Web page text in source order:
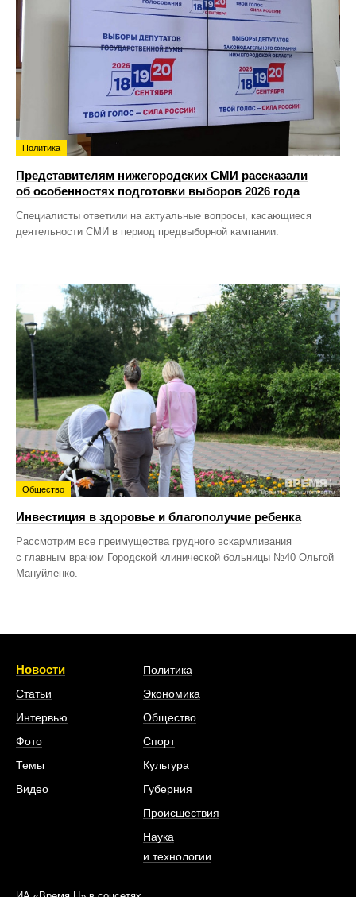
Политика
Представителям нижегородских СМИ рассказали
об особенностях подготовки выборов 2026 года
Специалисты ответили на актуальные вопросы, касающиеся
деятельности СМИ в период предвыборной кампании.
Общество
Инвестиция в здоровье и благополучие ребенка
Рассмотрим все преимущества грудного вскармливания
с главным врачом Городской клинической больницы №40 Ольгой
Мануйленко.
Новости
Статьи
Интервью
Фото
Темы
Видео
Политика
Экономика
Общество
Спорт
Культура
Губерния
Происшествия
Наука
и технологии